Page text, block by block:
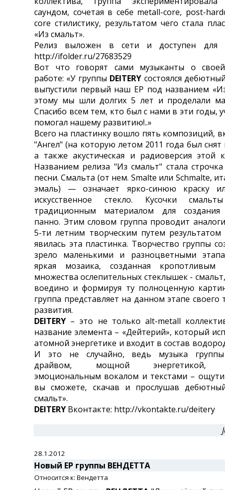
саундом, сочетая в себе metall-core, post-
core стилистику, результатом чего стала
«Из смальт».
Релиз выложен в сети и доступен для
http://ifolder.ru/27683529
Вот что говорят сами музыканты о
работе: «У группы DEITERY состоялся
выпустили первый наш EP под названием
этому мы шли долгих 5 лет и проделали
Спасибо всем тем, кто был с нами в эти годы,
помогал нашему развитию!..»
Всего на пластинку вошло пять композиций,
"Ангел" (на которую летом 2011 года был снят
а также акустическая и радиоверсия этой
Названием релиза "Из смальт" стала
песни. Смальта (от нем. Smalte или Schmalte,
эмаль) — означает ярко-синюю краску
искусственное стекло. Кусочки
традиционным материалом для создания
панно. Этим словом группа проводит
5-ти летним творческим путем
явилась эта пластинка. Творчество группы
зрело маленькими и разноцветными
яркая мозаика, созданная
множества ослепительных стеклышек -
воедино и формируя ту полноценную
группа представляет на данном этапе своего
развития.
DEITERY – это не только alt-metall
название элемента – «Дейтерий», который
атомной энергетике и входит в состав
И это не случайно, ведь музыка
драйвом, мощной энергетикой,
эмоциональным вокалом и текстами –
вы сможете, скачав и прослушав
смальт».
DEITERY Вконтакте: http://vkontakte.ru/deitery
28.1.2012
Новый EP группы ВЕНДЕТТА
Относится к: Вендетта